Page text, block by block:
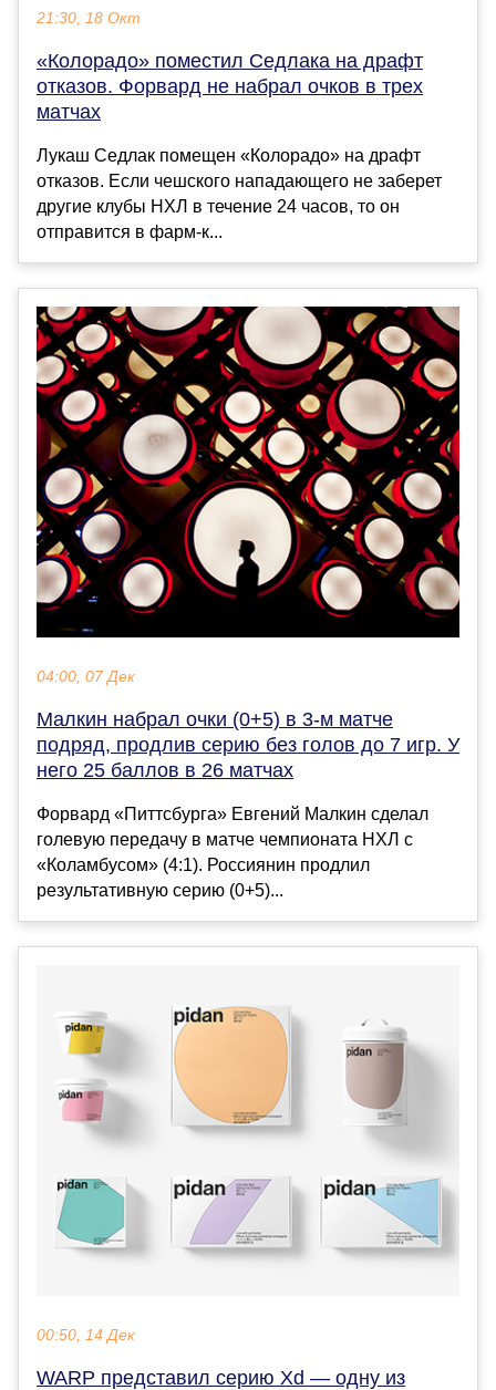
21:30, 18 Окт
«Колорадо» поместил Седлака на драфт
отказов. Форвард не набрал очков в трех
матчах
Лукаш Седлак помещен «Колорадо» на драфт
отказов. Если чешского нападающего не заберет
другие клубы НХЛ в течение 24 часов, то он
отправится в фарм-к...
04:00, 07 Дек
Малкин набрал очки (0+5) в 3-м матче
подряд, продлив серию без голов до 7 игр. У
него 25 баллов в 26 матчах
Форвард «Питтсбурга» Евгений Малкин сделал
голевую передачу в матче чемпионата НХЛ с
«Коламбусом» (4:1). Россиянин продлил
результативную серию (0+5)...
00:50, 14 Дек
WARP представил серию Xd — одну из